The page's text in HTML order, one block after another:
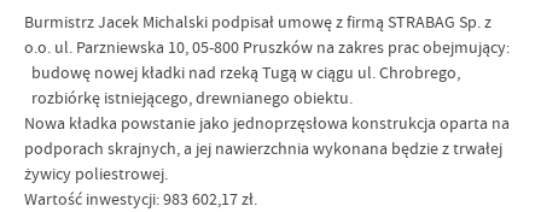
Burmistrz Jacek Michalski podpisał umowę z firmą STRABAG Sp. z
o.o. ul. Parzniewska 10, 05-800 Pruszków na zakres prac obejmujący:
budowę nowej kładki nad rzeką Tugą w ciągu ul. Chrobrego,
rozbiórkę istniejącego, drewnianego obiektu.
Nowa kładka powstanie jako jednoprzęsłowa konstrukcja oparta na
podporach skrajnych, a jej nawierzchnia wykonana będzie z trwałej
żywicy poliestrowej.
Wartość inwestycji: 983 602,17 zł.